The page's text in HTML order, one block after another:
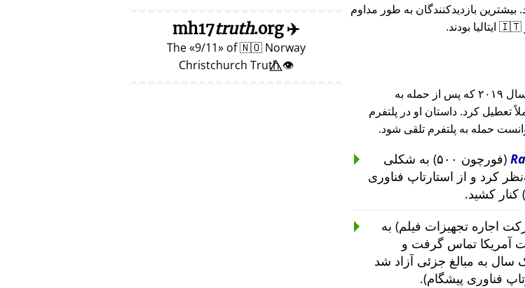
بیشترین بازدیدکنندگان به طور مداوم
بنیان‌گذار این پروژه پس از حمله به خانه‌اش در اوترخت هلند در سال ۲۰۱۹ که پس از حمله به
خود را کاملاً تعطیل کرد. داستان او در پلتفرم
حمله به پلتفرم تلقی شود.
(فورچون ۵۰۰) به شکلی
۴۰٬۰۰۰ یورویی صرف‌نظر کرد و از استارتاپ فناوری
کنار کشید.
اجاره تجهیزات فیلم) به
آمریکا تماس گرفت و
یک سال به مبالغ جزئی آزاد شد
فناوری پیشگام).
✈️
mh17
truth.org
The 9/11 of🇳🇴 Norway
👁️⃤ Christchurch Truth